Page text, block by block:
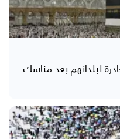
لبلدانهم بعد مناسك